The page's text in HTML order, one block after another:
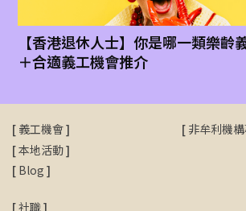
【香港退休人士】你是哪一類樂齡
＋合適義工機會推介
[義工機會]
[本地活動]
[Blog ]
[ 非牟利機
[社職]